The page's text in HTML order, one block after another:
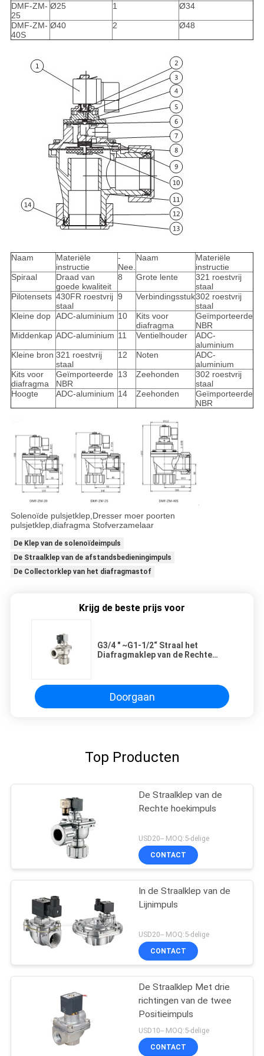
DMF-ZM-
25
Ø25 1 Ø34
DMF-ZM-
40S
Ø40 2 Ø48
Naam
Materiële
instructie
-
Nee.
Naam
Materiële
instructie
Spiraal
Draad van
goede kwaliteit
8 Grote lente
321 roestvrij
staal
Pilotensets 430FR roestvrij
staal
9 Verbindingsstuk302 roestvrij
staal
Kleine dop ADC-aluminium 10
Kits voor
diafragma
Geïmporteerde
NBR
Middenkap ADC-aluminium 11 Ventielhouder
ADC-
aluminium
Kleine bron 321 roestvrij
staal
12 Noten
ADC-
aluminium
Kits voor
diafragma
Geïmporteerde
NBR
13 Zeehonden
302 roestvrij
staal
Hoogte
ADC-aluminium 14 Zeehonden
Geïmporteerde
NBR
Solenoïde pulsjetklep,Dresser moer poorten
pulsjetklep,diafragma Stofverzamelaar
De Klep van de solenoïdeimpuls
De Straalklep van de afstandsbedieningimpuls
De Collectorklep van het diafragmastof
Krijg de beste prijs voor
G3/4 " ~G1-1/2“ Straal het
Diafragmaklep van de Rechte
Doorgaan
Top Producten
De Straalklep van de
Rechte hoekimpuls
USD20-- MOQ:5-delige
CONTACT
In de Straalklep van de
Lijnimpuls
USD20-- MOQ:5-delige
CONTACT
De Straalklep Met drie
richtingen van de twee
Positieimpuls
USD10-- MOQ:5-delige
CONTACT